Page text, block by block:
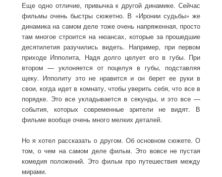
Еще одно отличие, привычка к другой динамике. Сейчас
фильмы очень быстры сюжетно. В «Иронии судьбы» же
динамика на самом деле тоже очень напряженная, просто
там многое строится на нюансах, которые за прошедшие
десятилетия разучились видеть. Например, при первом
приходе Ипполита, Надя долго целует его в губы. При
втором — уклоняется от поцелуя в губы, подставляя
щеку. Ипполиту это не нравится и он берет ее руки в
свои, когда идет в комнату, чтобы уверить себя, что все в
порядке. Это все укладывается в секунды, и это все —
события, которых современные зрители не видят. В
фильме вообще очень много мелких деталей.
Но я хотел рассказать о другом. Об основном сюжете. О
том, о чем на самом деле фильм. Это вовсе не пустая
комедия положений. Это фильм про путешествия между
мирами.